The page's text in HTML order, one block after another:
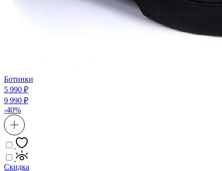
Ботинки
5 990 ₽
9 990 ₽
-40%
Скидка